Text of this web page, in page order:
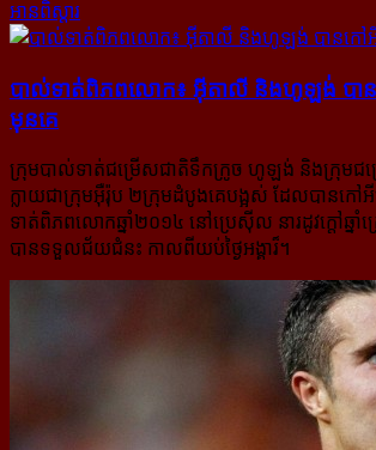
អានពិស្ដារ
បាល់ទាត់​ពិភពលោក៖ អ៊ីតាលី និង​ហូឡង់ បា
មុន​គេ
ក្រុមបាល់ទាត់ជម្រើសជាតិទឹកក្រូច ហូឡង់ និងក្រុមជ
ក្លាយជាក្រុមអ៊ឺរ៉ុប ២ក្រុមដំបូងគេបង្អស់ ដែលបានក
ទាត់ពិភពលោកឆ្នាំ២០១៤ នៅប្រេស៊ីល នារដូវក្តៅឆ្នាំ
បាន​ទទួលជ័យជំនះ កាលពីយប់ថ្ងៃអង្គារ៏។